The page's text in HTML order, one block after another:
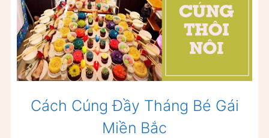
Cách Cúng Đầy Tháng Bé Gái
Miền Bắc